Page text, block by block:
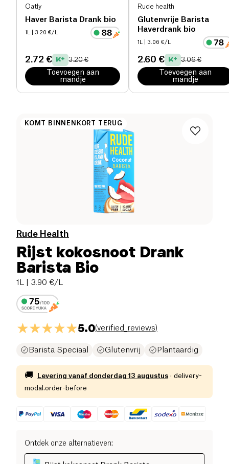
Oatly
Haver Barista Drank bio
1L | 3.20 €/L
2.72 € 3.20 €
Toevoegen aan
mandje
Rude health
Glutenvrije Barista
Haverdrank bio
1L | 3.06 €/L
2.60 € 3.06 €
Toevoegen aan
mandje
KOMT BINNENKORT TERUG
Rude Health
Rijst kokosnoot Drank
Barista Bio
1L | 3.90 €/L
5.0(verified_reviews)
Barista Speciaal Glutenvrij Plantaardig
🚚 Levering vanaf donderdag 13 augustus · delivery-
modal.order-before
Ontdek onze alternatieven: